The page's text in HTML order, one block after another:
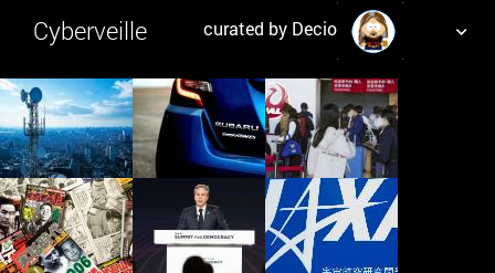
Cyberveille curated by Decio
NUAGE DE TAGS MUR D'IMAGES
QUOTIDIEN RECHERCHER